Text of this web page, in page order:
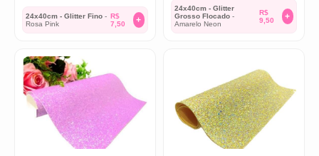
24x40cm - Glitter Fino -
Rosa Pink
R$
7,50
+
24x40cm - Glitter
Grosso Flocado -
Amarelo Neon
R$
9,50
+